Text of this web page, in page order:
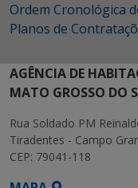
Ordem Cronológica
Planos de
AGÊNCIA DE
MATO GROSSO DO
Rua Soldado PM
Tiradentes - Campo
CEP: 79041-118